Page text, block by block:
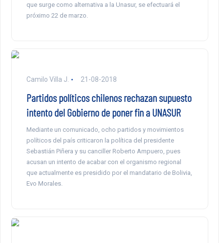
que surge como alternativa a la Unasur, se efectuará el
próximo 22 de marzo.
Camilo Villa J. 21-08-2018
Partidos políticos chilenos rechazan supuesto
intento del Gobierno de poner fin a UNASUR
Mediante un comunicado, ocho partidos y movimientos
políticos del país criticaron la política del presidente
Sebastián Piñera y su canciller Roberto Ampuero, pues
acusan un intento de acabar con el organismo regional
que actualmente es presidido por el mandatario de Bolivia,
Evo Morales.